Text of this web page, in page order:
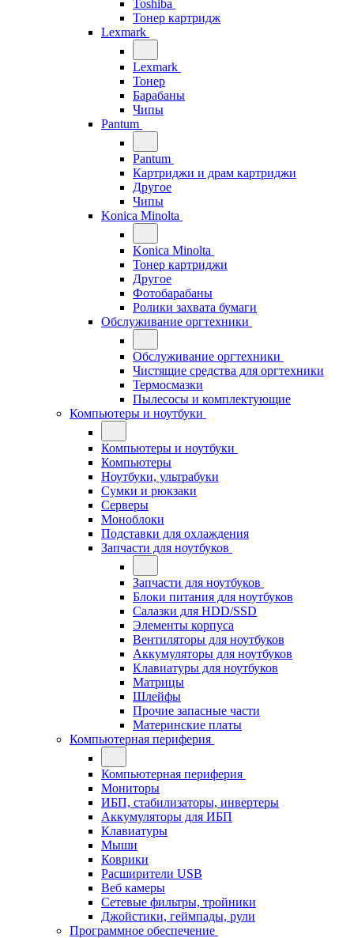
Toshiba
Тонер картридж
Lexmark
Lexmark
Тонер
Барабаны
Чипы
Pantum
Pantum
Картриджи и драм картриджи
Другое
Чипы
Konica Minolta
Konica Minolta
Тонер картриджи
Другое
Фотобарабаны
Ролики захвата бумаги
Обслуживание оргтехники
Обслуживание оргтехники
Чистящие средства для оргтехники
Термосмазки
Пылесосы и комплектующие
Компьютеры и ноутбуки
Компьютеры и ноутбуки
Компьютеры
Ноутбуки, ультрабуки
Сумки и рюкзаки
Серверы
Моноблоки
Подставки для охлаждения
Запчасти для ноутбуков
Запчасти для ноутбуков
Блоки питания для ноутбуков
Салазки для HDD/SSD
Элементы корпуса
Вентиляторы для ноутбуков
Аккумуляторы для ноутбуков
Клавиатуры для ноутбуков
Матрицы
Шлейфы
Прочие запасные части
Материнские платы
Компьютерная периферия
Компьютерная периферия
Мониторы
ИБП, стабилизаторы, инвертеры
Аккумуляторы для ИБП
Клавиатуры
Мыши
Коврики
Расширители USB
Веб камеры
Сетевые фильтры, тройники
Джойстики, геймпады, рули
Программное обеспечение